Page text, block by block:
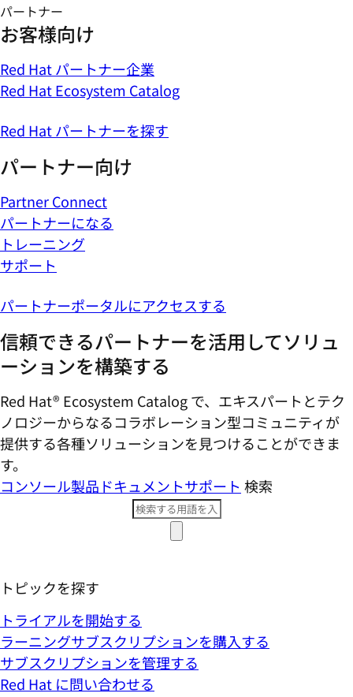
パートナー
お客様向け
Red Hat パートナー企業
Red Hat Ecosystem Catalog
Red Hat パートナーを探す
パートナー向け
Partner Connect
パートナーになる
トレーニング
サポート
パートナーポータルにアクセスする
信頼できるパートナーを活用してソリュ
ーションを構築する
Red Hat® Ecosystem Catalog で、エキスパートとテク
ノロジーからなるコラボレーション型コミ​ュニティが
提供する各種ソリューションを見つけることができま
す。
コンソール製品ドキュメントサポート 検索
トピックを探す
トライアルを開始する
ラーニングサブスクリプションを購入する
サブスクリプションを管理する
Red Hat に問い合わせる